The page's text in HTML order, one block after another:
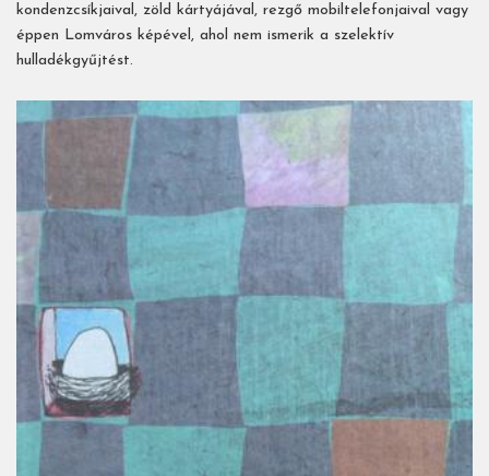
kondenzcsíkjaival, zöld kártyájával, rezgő mobiltelefonjaival vagy
éppen Lomváros képével, ahol nem ismerik a szelektív
hulladékgyűjtést.